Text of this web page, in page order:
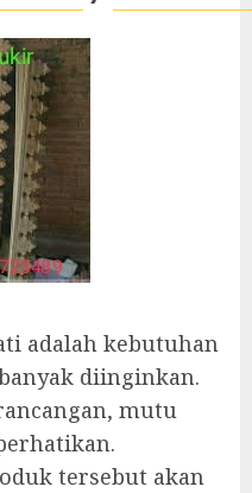
adalah kebutuhan
diinginkan.
mutu
tersebut akan